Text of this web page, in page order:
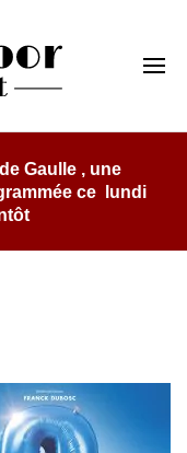
Gaulle , une
ce lundi